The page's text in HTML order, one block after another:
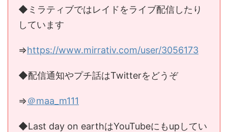
◆ミラティブではレイドをライブ配信したり
しています
⇒https://www.mirrativ.com/user/3056173
◆配信通知やプチ話はTwitterをどうぞ
⇒＠maa_m111
◆Last day on earthはYouTubeにもupしてい